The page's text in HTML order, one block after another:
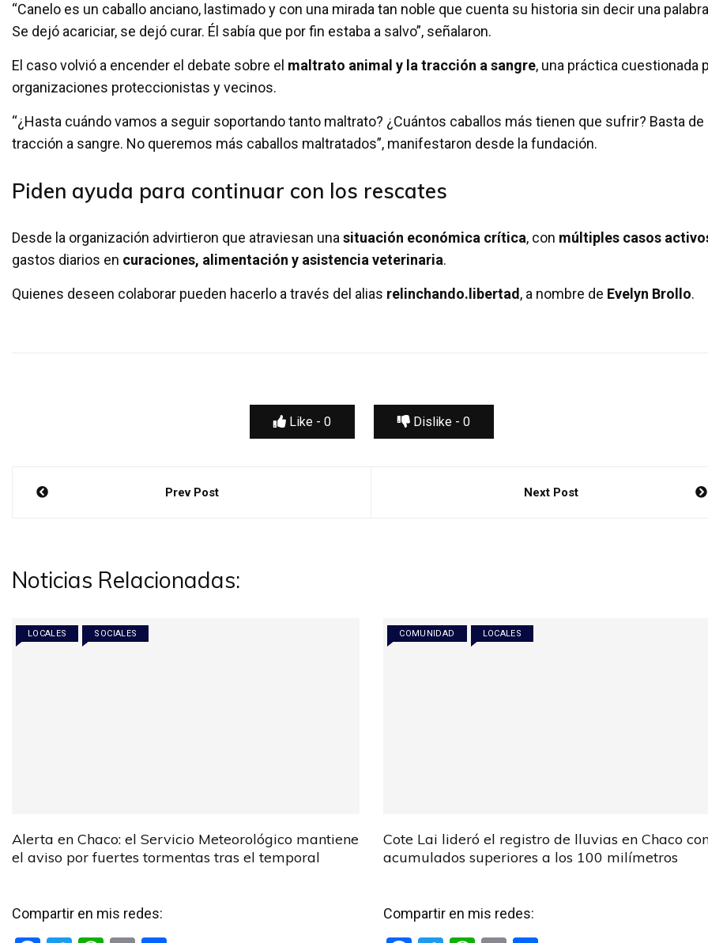
“Canelo es un caballo anciano, lastimado y con una mirada tan noble que cuenta su historia sin decir una
Se dejó acariciar, se dejó curar. Él sabía que por fin estaba a salvo”, señalaron.
El caso volvió a encender el debate sobre el maltrato animal y la tracción a sangre, una práctica cuestionada
organizaciones proteccionistas y vecinos.
“¿Hasta cuándo vamos a seguir soportando tanto maltrato? ¿Cuántos caballos más tienen que sufrir? Basta de
tracción a sangre. No queremos más caballos maltratados”, manifestaron desde la fundación.
Piden ayuda para continuar con los rescates
Desde la organización advirtieron que atraviesan una situación económica crítica, con múltiples casos
gastos diarios en curaciones, alimentación y asistencia veterinaria.
Quienes deseen colaborar pueden hacerlo a través del alias relinchando.libertad , a nombre de Evelyn Brollo.
Like - 0 Dislike - 0
Navegación
Prev Post Next Post
Noticias Relacionadas:
LOCALES SOCIALES
Alerta en Chaco: el Servicio Meteorológico mantiene
el aviso por fuertes tormentas tras el temporal
Compartir en mis redes:
COMUNIDAD LOCALES
Cote Lai lideró el registro de lluvias en Chaco
acumulados superiores a los 100 milímetros
Compartir en mis redes: